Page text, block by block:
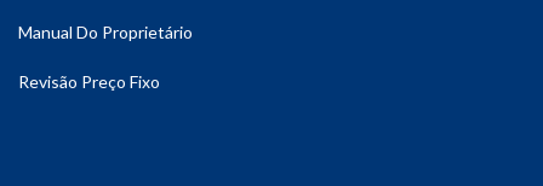
Manual Do Proprietário
Revisão Preço Fixo